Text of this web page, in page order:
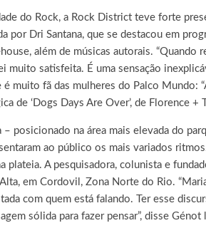
do Rock, a Rock District teve forte
por Dri Santana, que se destacou em
além de músicas autorais.
muito satisfeita. É uma sensação
muito fã das mulheres do Palco Mundo:
de ‘Dogs Days Are Over’, de
– posicionado na área mais elevada do
ao público os mais variados
plateia. A pesquisadora, colunista e
em Cordovil, Zona Norte do Rio.
com quem está falando. Ter esse
sólida para fazer pensar”, disse